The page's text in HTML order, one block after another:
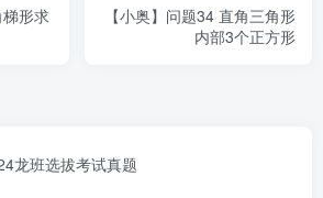
梯形求
【小奥】问题34 直角三角形
内部3个正方形
龙班选拔考试真题